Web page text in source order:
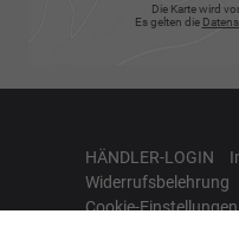
Die Karte wird
Es gelten die
HÄNDLER-LOGIN
Widerrufsbelehrung
Cookie-Einstellungen